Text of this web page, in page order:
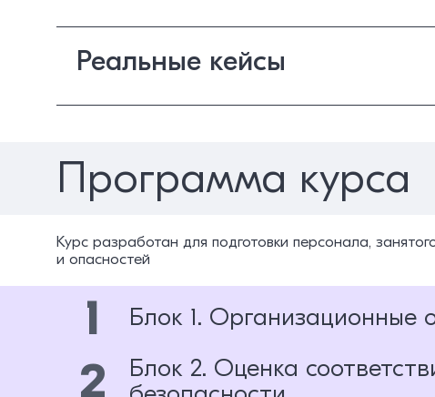
Реальные кейсы
Программа курса
Курс разработан для подготовки персонала,
и опасностей
1 Блок 1. Организационные
Тема 1.1. Государственное
2
Блок 2. Оценка